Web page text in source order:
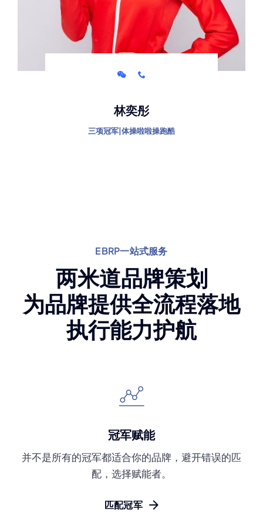
林奕彤
三项冠军|体操啦啦操跑酷
EBRP一站式服务
两米道品牌策划
为品牌提供全流程落地
执行能力护航
冠军赋能
并不是所有的冠军都适合你的品牌，避开错误的匹
配，选择赋能者。
匹配冠军